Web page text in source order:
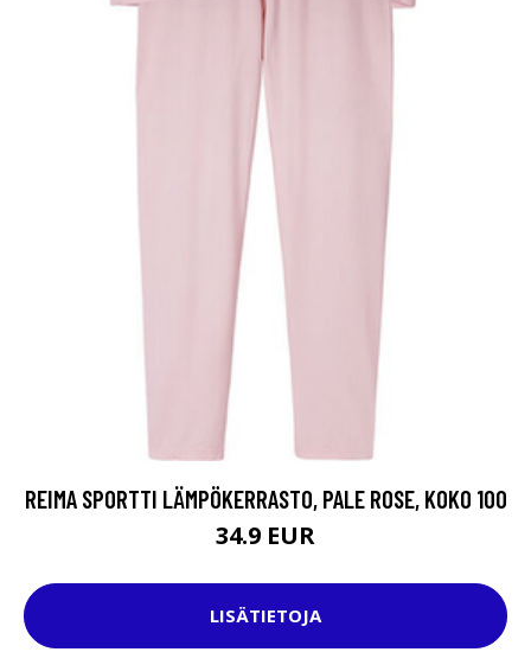
REIMA SPORTTI LÄMPÖKERRASTO, PALE ROSE, KOKO 100
34.9 EUR
LISÄTIETOJA